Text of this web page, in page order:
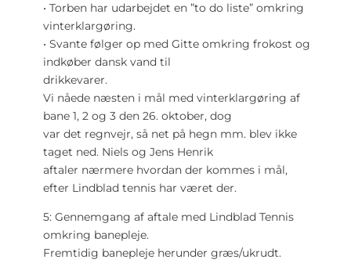
• Torben har udarbejdet en ”to do liste” omkring
vinterklargøring.
• Svante følger op med Gitte omkring frokost og
indkøber dansk vand til
drikkevarer.
Vi nåede næsten i mål med vinterklargøring af
bane 1, 2 og 3 den 26. oktober, dog
var det regnvejr, så net på hegn mm. blev ikke
taget ned. Niels og Jens Henrik
aftaler nærmere hvordan der kommes i mål,
efter Lindblad tennis har været der.
5: Gennemgang af aftale med Lindblad Tennis
omkring banepleje.
Fremtidig banepleje herunder græs/ukrudt.